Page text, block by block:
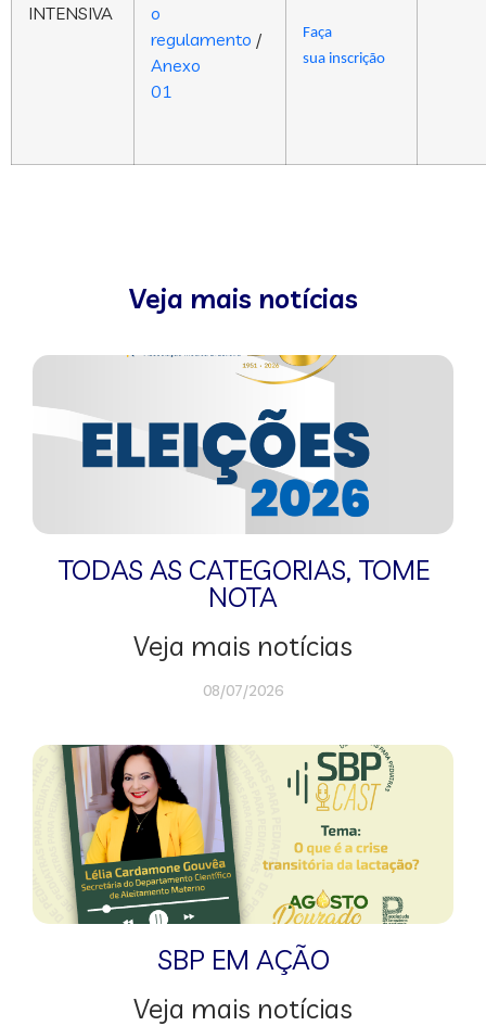
INTENSIVA
o
regulamento /
Anexo
01
Faça
sua inscrição
Veja mais notícias
TODAS AS CATEGORIAS, TOME
NOTA
Veja mais notícias
08/07/2026
SBP EM AÇÃO
Veja mais notícias